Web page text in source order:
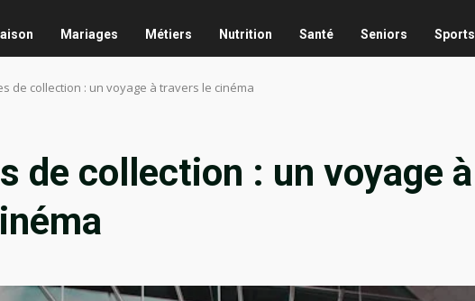
Mariages Métiers Nutrition Santé Seniors Sports
de collection : un voyage à travers le cinéma
de collection : un voyage à